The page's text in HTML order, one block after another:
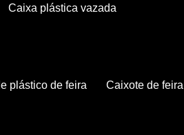
caixa plástica vazada
plástico de feira caixote de